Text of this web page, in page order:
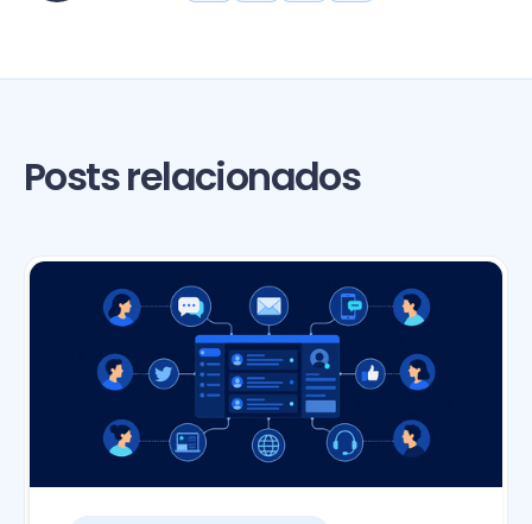
Posts relacionados